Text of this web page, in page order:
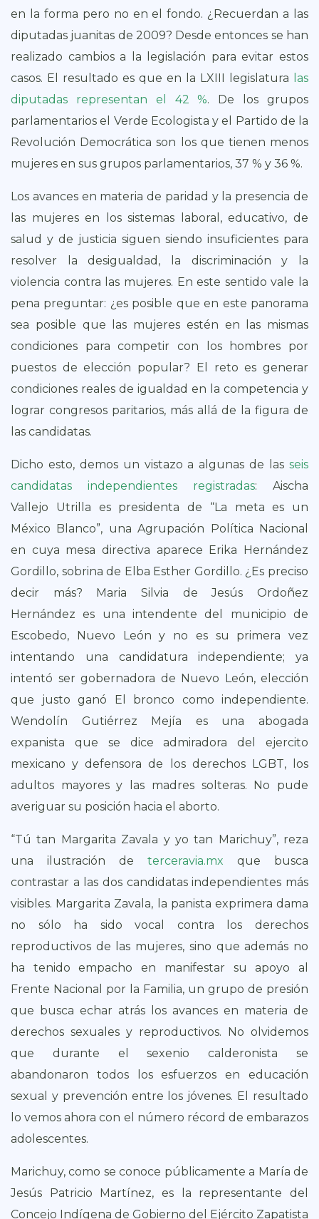
en la forma pero no en el fondo. ¿Recuerdan a las
diputadas juanitas de 2009? Desde entonces se han
realizado cambios a la legislación para evitar estos
casos. El resultado es que en la LXIII legislatura
las
diputadas representan el 42 %. De los grupos
parlamentarios el Verde Ecologista y el Partido de la
Revolución Democrática son los que tienen menos
mujeres en sus grupos parlamentarios, 37 % y 36 %.
Los avances en materia de paridad y la presencia de
las mujeres en los sistemas laboral, educativo, de
salud y de justicia siguen siendo insuficientes para
resolver la desigualdad, la discriminación y la
violencia contra las mujeres. En este sentido vale la
pena preguntar: ¿es posible que en este panorama
sea posible que las mujeres estén en las mismas
condiciones para competir con los hombres por
puestos de elección popular? El reto es generar
condiciones reales de igualdad en la competencia y
lograr congresos paritarios, más allá de la figura de
las candidatas.
Dicho esto, demos un vistazo a algunas de las seis
candidatas independientes registradas: Aischa
Vallejo Utrilla es presidenta de “La meta es un
México Blanco”, una Agrupación Política Nacional
en cuya mesa directiva aparece Erika Hernández
Gordillo, sobrina de Elba Esther Gordillo. ¿Es preciso
decir más? Maria Silvia de Jesús Ordoñez
Hernández es una intendente del municipio de
Escobedo, Nuevo León y no es su primera vez
intentando una candidatura independiente; ya
intentó ser gobernadora de Nuevo León, elección
que justo ganó El bronco como independiente.
Wendolín Gutiérrez Mejía es una abogada
expanista que se dice admiradora del ejercito
mexicano y defensora de los derechos LGBT, los
adultos mayores y las madres solteras. No pude
averiguar su posición hacia el aborto.
“Tú tan Margarita Zavala y yo tan Marichuy”, reza
una ilustración de terceravia.mx
que busca
contrastar a las dos candidatas independientes más
visibles. Margarita Zavala, la panista exprimera dama
no sólo ha sido vocal contra los derechos
reproductivos de las mujeres, sino que además no
ha tenido empacho en manifestar su apoyo al
Frente Nacional por la Familia, un grupo de presión
que busca echar atrás los avances en materia de
derechos sexuales y reproductivos. No olvidemos
que durante el sexenio calderonista se
abandonaron todos los esfuerzos en educación
sexual y prevención entre los jóvenes. El resultado
lo vemos ahora con el número récord de embarazos
adolescentes.
Marichuy, como se conoce públicamente a María de
Jesús Patricio Martínez, es la representante del
Concejo Indígena de Gobierno del Ejército Zapatista